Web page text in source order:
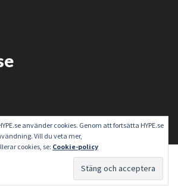
använder cookies. Genom att fortsätta HYPE.se
Vill du veta mer,
cookies, se: Cookie-policy